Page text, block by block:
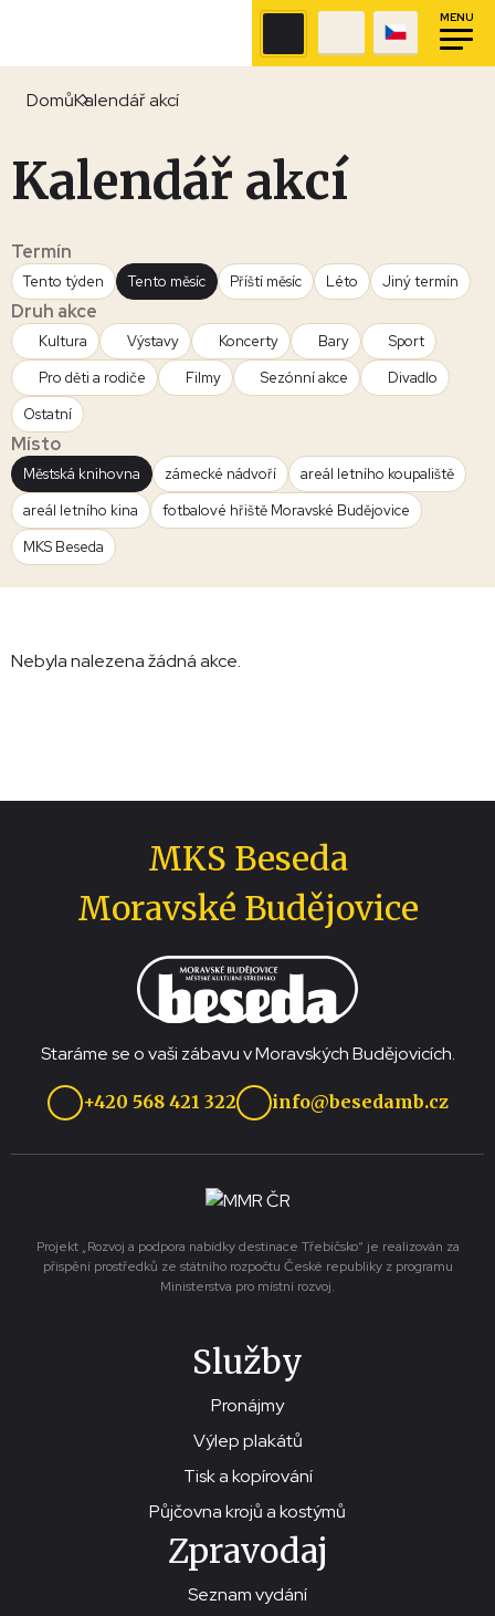
MENU
DomůKalendář akcí
Kalendář akcí
Termín
Tento týden Tento měsíc Příští měsíc Léto Jiný termín
Druh akce
Kultura Výstavy Koncerty Bary
Sport
Pro děti a rodiče
Filmy Sezónní akce
Divadlo
Ostatní
Místo
Městská knihovna zámecké nádvoří
areál letního koupaliště
areál letního kina
fotbalové hřiště Moravské Budějovice
MKS Beseda
Nebyla nalezena žádná akce.
MKS Beseda
Moravské Budějovice
Staráme se o vaši zábavu v Moravských Budějovicích.
+420 568 421 322 info@besedamb.cz
Projekt „Rozvoj a podpora nabídky destinace Třebíčsko“ je realizován za
přispění prostředků ze státního rozpočtu České republiky z programu
Ministerstva pro místní rozvoj.
Služby
Pronájmy
Výlep plakátů
Tisk a kopírování
Půjčovna krojů a kostýmů
Zpravodaj
Seznam vydání